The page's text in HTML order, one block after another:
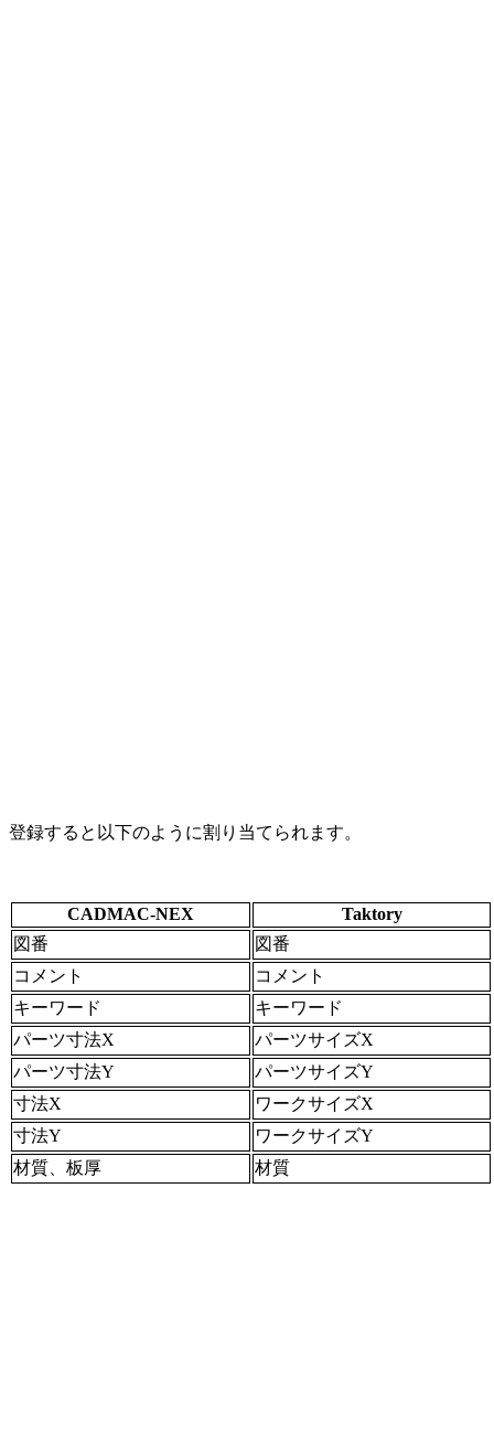
登録すると以下のように割り当てられます。
CADMAC-NEX
Taktory
図番
図番
コメント
コメント
キーワード
キーワード
パーツ寸法X
パーツサイズX
パーツ寸法Y
パーツサイズY
寸法X
ワークサイズX
寸法Y
ワークサイズY
材質、板厚
材質